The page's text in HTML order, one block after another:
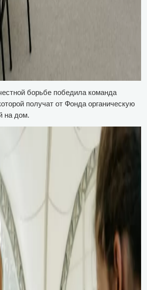
борьбе победила команда
получат от Фонда органическую
на дом.